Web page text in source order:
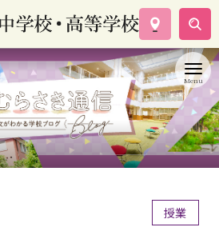
学校案内
コース紹介
学校生活
入試情報
資料請求
授業